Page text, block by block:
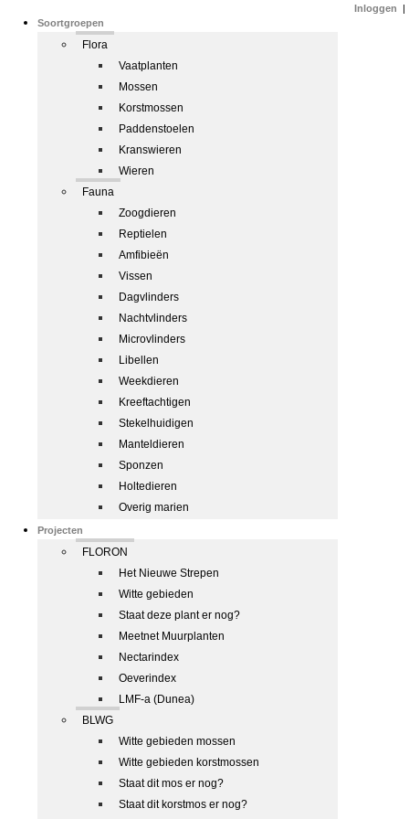
Soortgroepen
Flora
Vaatplanten
Mossen
Korstmossen
Paddenstoelen
Kranswieren
Wieren
Fauna
Zoogdieren
Reptielen
Amfibieën
Vissen
Dagvlinders
Nachtvlinders
Microvlinders
Libellen
Weekdieren
Kreeftachtigen
Stekelhuidigen
Manteldieren
Sponzen
Holtedieren
Overig marien
Projecten
FLORON
Het Nieuwe Strepen
Witte gebieden
Staat deze plant er nog?
Meetnet Muurplanten
Nectarindex
Oeverindex
LMF-a (Dunea)
BLWG
Witte gebieden mossen
Witte gebieden korstmossen
Staat dit mos er nog?
Staat dit korstmos er nog?
Inloggen |